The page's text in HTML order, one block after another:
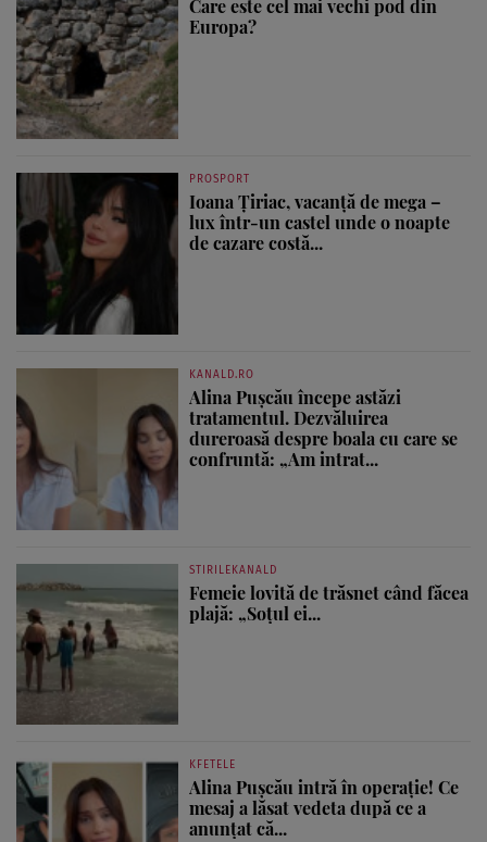
Care este cel mai vechi pod din
Europa?
PROSPORT
Ioana Țiriac, vacanță de mega –
lux într-un castel unde o noapte
de cazare costă...
KANALD.RO
Alina Pușcău începe astăzi
tratamentul. Dezvăluirea
dureroasă despre boala cu care se
confruntă: „Am intrat...
STIRILEKANALD
Femeie lovită de trăsnet când făcea
plajă: „Soțul ei...
KFETELE
Alina Pușcău intră în operație! Ce
mesaj a lăsat vedeta după ce a
anunțat că...